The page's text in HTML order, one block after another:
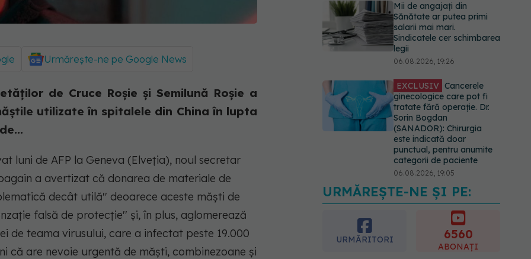
Urmărește-ne pe Google News
de Cruce Roşie şi Semilună Roşie a
utilizate în spitalele din China în lupta
luni de AFP la Geneva (Elveţia), noul secretar
a avertizat că donarea de materiale de
decât utilă'' deoarece aceste măşti de
falsă de protecţie'' şi, în plus, aglomerează
de teama virusului, care a infectat peste 19.000
că are nevoie urgentă de măşti, combinezoane şi
Mii de angajați din
Sănătate ar putea primi
salarii mai mari.
Sindicatele cer schimbarea
legii
06.08.2026, 19:26
EXCLUSIV Cancerele
ginecologice care pot fi
tratate fără operație. Dr.
Sorin Bogdan
(SANADOR): Chirurgia
este indicată doar
punctual, pentru anumite
categorii de paciente
06.08.2026, 19:05
EXCLUSIV Brahiterapie
vs radioterapie externă în
cancerul ginecologic. Dr.
Sorin Bogdan (SANADOR)
explică diferența și cum
acționează tratamentul
URMĂREȘTE-NE ȘI PE:
URMĂRITORI 6560
ABONAȚI